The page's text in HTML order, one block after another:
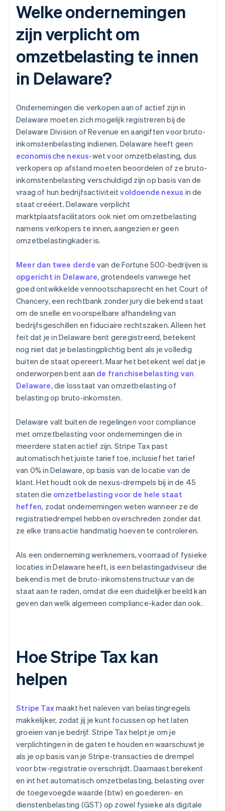
Welke ondernemingen
zijn verplicht om
omzetbelasting te innen
in Delaware?
Ondernemingen die verkopen aan of actief zijn in
Delaware moeten zich mogelijk registreren bij de
Delaware Division of Revenue en aangiften voor bruto-
inkomstenbelasting indienen. Delaware heeft geen
economische nexus-wet voor omzetbelasting, dus
verkopers op afstand moeten beoordelen of ze bruto-
inkomstenbelasting verschuldigd zijn op basis van de
vraag of hun bedrijfsactiviteitvoldoende nexus in de
staat creëert. Delaware verplicht
marktplaatsfacilitators ook niet om omzetbelasting
namens verkopers te innen, aangezien er geen
omzetbelastingkader is.
Meer dan twee derde van de Fortune 500-bedrijven is
opgericht in Delaware, grotendeels vanwege het
goed ontwikkelde vennootschapsrecht en het Court of
Chancery, een rechtbank zonder jury die bekend staat
om de snelle en voorspelbare afhandeling van
bedrijfsgeschillen en fiduciaire rechtszaken. Alleen het
feit dat je in Delaware bent geregistreerd, betekent
nog niet dat je belastingplichtig bent als je volledig
buiten de staat opereert. Maar het betekent wel dat je
onderworpen bent aan de franchisebelasting van
Delaware, die losstaat van omzetbelasting of
belasting op bruto-inkomsten.
Delaware valt buiten de regelingen voor compliance
met omzetbelasting voor ondernemingen die in
meerdere staten actief zijn. Stripe Tax past
automatisch het juiste tarief toe, inclusief het tarief
van 0% in Delaware, op basis van de locatie van de
klant. Het houdt ook de nexus-drempels bij in de 45
staten die omzetbelasting voor de hele staat
heffen, zodat ondernemingen weten wanneer ze de
registratiedrempel hebben overschreden zonder dat
ze elke transactie handmatig hoeven te controleren.
Als een onderneming werknemers, voorraad of fysieke
locaties in Delaware heeft, is een belastingadviseur die
bekend is met de bruto-inkomstenstructuur van de
staat aan te raden, omdat die een duidelijker beeld kan
geven dan welk algemeen compliance-kader dan ook.
Hoe Stripe Tax kan
helpen
Stripe Taxmaakt het naleven van belastingregels
makkelijker, zodat jij je kunt focussen op het laten
groeien van je bedrijf. Stripe Tax helpt je om je
verplichtingen in de gaten te houden en waarschuwt je
als je op basis van je Stripe-transacties de drempel
voor btw-registratie overschrijdt. Daarnaast berekent
en int het automatisch omzetbelasting, belasting over
de toegevoegde waarde (btw) en goederen- en
dienstenbelasting (GST) op zowel fysieke als digitale